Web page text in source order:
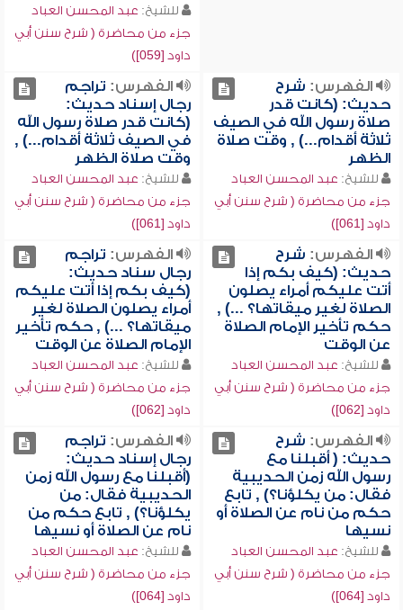
للشيخ: عبد المحسن العباد
جزء من محاضرة ( شرح سنن أبي
داود [059])
الفهرس: شرح
حديث: (كانت قدر
صلاة رسول الله في الصيف
ثلاثة أقدام...) , وقت صلاة
الظهر
للشيخ: عبد المحسن العباد
جزء من محاضرة ( شرح سنن أبي
داود [061])
الفهرس: تراجم
رجال إسناد حديث:
(كانت قدر صلاة رسول الله
في الصيف ثلاثة أقدام...) ,
وقت صلاة الظهر
للشيخ: عبد المحسن العباد
جزء من محاضرة ( شرح سنن أبي
داود [061])
الفهرس: شرح
حديث: (كيف بكم إذا
أتت عليكم أمراء يصلون
الصلاة لغير ميقاتها؟ ...) ,
حكم تأخير الإمام الصلاة
عن الوقت
للشيخ: عبد المحسن العباد
جزء من محاضرة ( شرح سنن أبي
داود [062])
الفهرس: تراجم
رجال سناد حديث:
(كيف بكم إذا أتت عليكم
أمراء يصلون الصلاة لغير
ميقاتها؟ ...) , حكم تأخير
الإمام الصلاة عن الوقت
للشيخ: عبد المحسن العباد
جزء من محاضرة ( شرح سنن أبي
داود [062])
الفهرس: شرح
حديث: ( أقبلنا مع
رسول الله زمن الحديبية
فقال: من يكلؤنا؟) , تابع
حكم من نام عن الصلاة أو
نسيها
للشيخ: عبد المحسن العباد
جزء من محاضرة ( شرح سنن أبي
داود [064])
الفهرس: تراجم
رجال إسناد حديث:
(أقبلنا مع رسول الله زمن
الحديبية فقال: من
يكلؤنا؟) , تابع حكم من
نام عن الصلاة أو نسيها
للشيخ: عبد المحسن العباد
جزء من محاضرة ( شرح سنن أبي
داود [064])